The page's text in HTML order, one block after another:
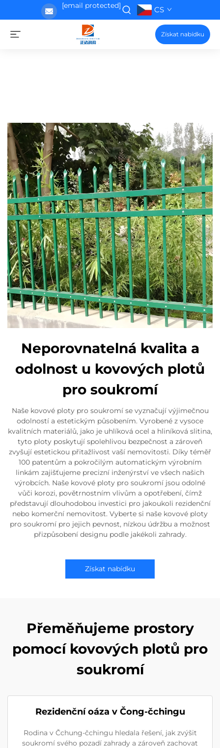
[email protected] CS
Získat nabídku
Neporovnatelná kvalita a
odolnost u kovových plotů
pro soukromí
Naše kovové ploty pro soukromí se vyznačují výjimečnou
odolností a estetickým působením. Vyrobené z vysoce
kvalitních materiálů, jako je uhlíková ocel a hliníková slitina,
tyto ploty poskytují spolehlivou bezpečnost a zároveň
zvyšují estetickou přitažlivost vaší nemovitosti. Díky téměř
100 patentům a pokročilým automatickým výrobním
linkám zajišťujeme precizní inženýrství ve všech našich
výrobcích. Naše kovové ploty pro soukromí jsou odolné
vůči korozi, povětrnostním vlivům a opotřebení, čímž
představují dlouhodobou investici pro jakoukoli rezidenční
nebo komerční nemovitost. Vyberte si naše kovové ploty
pro soukromí pro jejich pevnost, nízkou údržbu a možnost
přizpůsobení designu podle jakékoli zahrady.
Získat nabídku
Přeměňujeme prostory
pomocí kovových plotů pro
soukromí
Rezidenční oáza v Čong-čchingu
Rodina v Čchung-čchingu hledala řešení, jak zvýšit
soukromí svého pozadí zahrady a zároveň zachovat